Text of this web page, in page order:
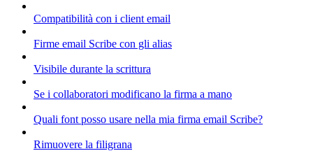
Compatibilità con i client email
Firme email Scribe con gli alias
Visibile durante la scrittura
Se i collaboratori modificano la firma a mano
Quali font posso usare nella mia firma email Scribe?
Rimuovere la filigrana